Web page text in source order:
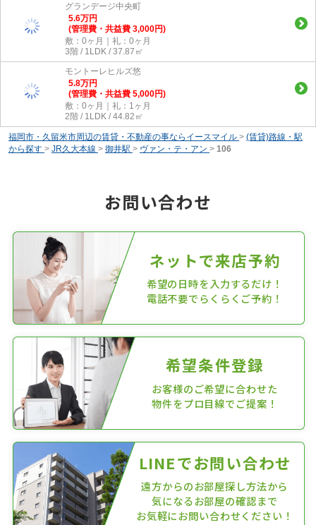
グランデージ中央町
5.6万円
(管理費・共益費 3,000円)
敷：0ヶ月｜礼：0ヶ月
3階 / 1LDK / 37.87㎡
モントーレヒルズ悠
5.8万円
(管理費・共益費 5,000円)
敷：0ヶ月｜礼：1ヶ月
2階 / 1LDK / 44.82㎡
福岡市・久留米市周辺の賃貸・不動産の事ならイースマイル > (賃貸)路線・駅
から探す > JR久大本線 > 御井駅 > ヴァン・テ・アン > 106
お問い合わせ
ネットで来店予約
希望の日時を入力するだけ！
電話不要でらくらくご予約！
希望条件登録
お客様のご希望に合わせた
物件をプロ目線でご提案！
LINEでお問い合わせ
遠方からのお部屋探し方法から
気になるお部屋の確認まで
お気軽にお問い合わせください！